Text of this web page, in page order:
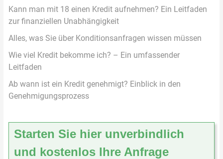
Kann man mit 18 einen Kredit aufnehmen? Ein Leitfaden
zur finanziellen Unabhängigkeit
Alles, was Sie über Konditionsanfragen wissen müssen
Wie viel Kredit bekomme ich? – Ein umfassender
Leitfaden
Ab wann ist ein Kredit genehmigt? Einblick in den
Genehmigungsprozess
Starten Sie hier unverbindlich
und kostenlos Ihre Anfrage